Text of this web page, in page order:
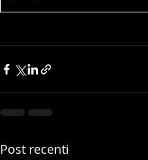
Post recenti